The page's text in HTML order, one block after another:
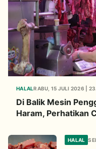
HALALRABU, 15 JULI 2026 |
Di Balik Mesin
Haram, Perhatikan
HALAL